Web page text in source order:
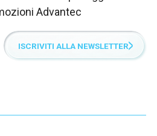
Advantec
ISCRIVITI ALLA NEWSLETTER